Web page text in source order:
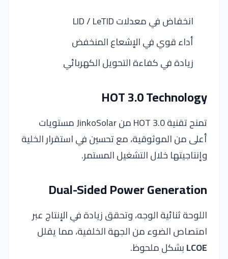
انخفاض في معدلات LID / LeTID
أداء قوي في الإشعاع المنخفض
زيادة في كفاءة التحويل الكهربائي
HOT 3.0 Technology
تمنح تقنية HOT 3.0 من JinkoSolar مستويات
أعلى من الموثوقية، مع تحسين في استقرار الخلية
وإنتاجيتها خلال التشغيل المستمر.
Dual-Sided Power Generation
اللوحة ثنائية الوجه، وتحقق زيادة في الإنتاج عبر
امتصاص الضوء من الجهة الخلفية، مما يقلل
LCOEبشكل ملحوظ.